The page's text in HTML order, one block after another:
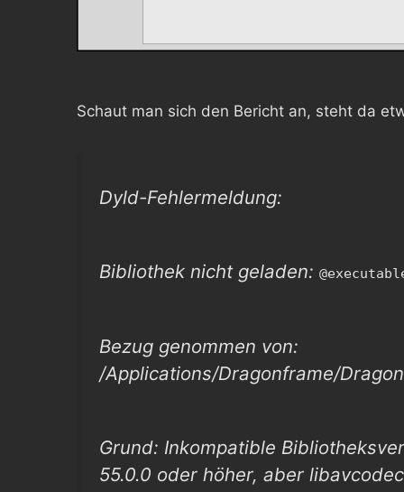
Schaut man sich den Bericht an, steht da
Dyld-Fehlermeldung:
Bibliothek nicht geladen:
Bezug genommen von:
/Applications/Dragonframe/
Grund: Inkompatible
55.0.0 oder höher, aber